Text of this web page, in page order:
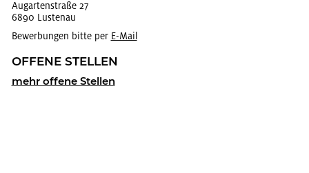
Au­gar­ten­stra­ße 27
6890 Lus­ten­au
Bewerbungen bitte per E-Mail
OF­FE­NE STEL­LEN
mehr of­fe­ne Stel­len